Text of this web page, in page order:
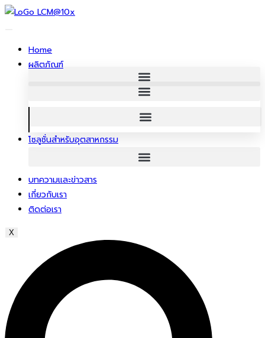
ข้าม
Home
ผลิตภัณฑ์
โซลูชั่นสําหรับอุตสาหกรรม
บทความและข่าวสาร
เกี่ยวกับเรา
ติดต่อเรา
X